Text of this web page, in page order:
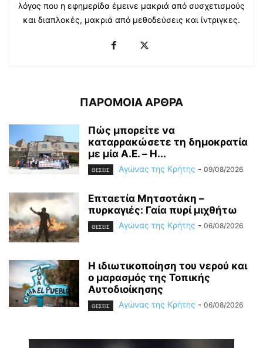
λόγος που η εφημερίδα έμεινε μακριά από συσχετισμούς
και διαπλοκές, μακριά από μεθοδεύσεις και ίντριγκες.
ΠΑΡΟΜΟΙΑ ΑΡΘΡΑ
Πώς μπορείτε να
καταρρακώσετε τη δημοκρατία
με μία Α.Ε. – H...
ΘΕΣΕΙΣ Αγώνας της Κρήτης - 09/08/2026
Επταετία Μητσοτάκη –
πυρκαγιές: Γαία πυρί μιχθήτω
ΘΕΣΕΙΣ Αγώνας της Κρήτης - 06/08/2026
Η ιδιωτικοποίηση του νερού και
ο μαρασμός της Τοπικής
Αυτοδιοίκησης
ΘΕΣΕΙΣ Αγώνας της Κρήτης - 06/08/2026